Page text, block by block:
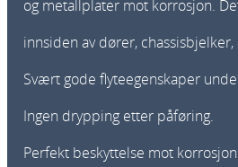
og metallplater mot korrosjon.
innsiden av dører,
Svært gode flyteegenskaper
Ingen drypping etter påføring.
Perfekt beskyttelse mot